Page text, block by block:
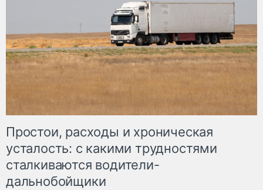
Простои, расходы и хроническая
усталость: с какими трудностями
сталкиваются водители-
дальнобойщики